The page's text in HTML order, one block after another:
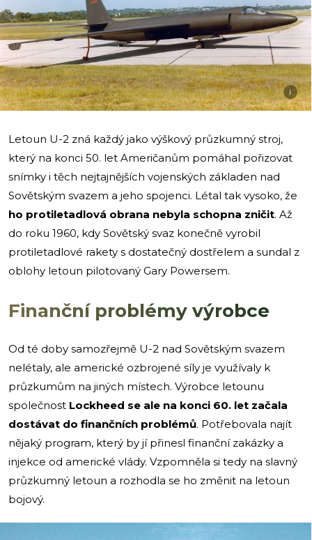
i
Letoun U-2 zná každý jako výškový průzkumný stroj,
který na konci 50. let Američanům pomáhal pořizovat
snímky i těch nejtajnějších vojenských základen nad
Sovětským svazem a jeho spojenci. Létal tak vysoko, že
ho protiletadlová obrana nebyla schopna zničit. Až
do roku 1960, kdy Sovětský svaz konečně vyrobil
protiletadlové rakety s dostatečný dostřelem a sundal z
oblohy letoun pilotovaný Gary Powersem.
Finanční problémy výrobce
Od té doby samozřejmě U-2 nad Sovětským svazem
nelétaly, ale americké ozbrojené síly je využívaly k
průzkumům na jiných místech. Výrobce letounu
společnost Lockheed se ale na konci 60. let začala
dostávat do finančních problémů. Potřebovala najít
nějaký program, který by jí přinesl finanční zakázky a
injekce od americké vlády. Vzpomněla si tedy na slavný
průzkumný letoun a rozhodla se ho změnit na letoun
bojový.